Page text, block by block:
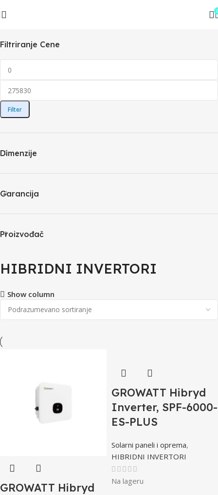
Filtriranje Cene
Filter
Dimenzije
Garancija
Proizvođač
HIBRIDNI INVERTORI
Show column
GROWATT Hibryd
GROWATT Hibryd
Inverter, SPF-6000-
ES-PLUS
Solarni paneli i oprema,
HIBRIDNI INVERTORI
Na lageru